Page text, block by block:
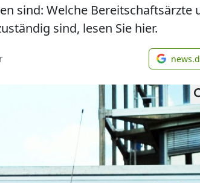
sind: Welche
sind, lesen Sie hier.